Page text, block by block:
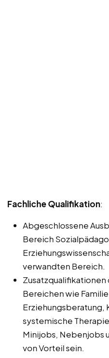
Fachliche Qualifikation:
Abgeschlossene
Bereich
verwandten Bereich.
Bereichen wie
Erziehungsberatung,
systemische
Minijobs, Nebenjobs
von Vorteil sein.